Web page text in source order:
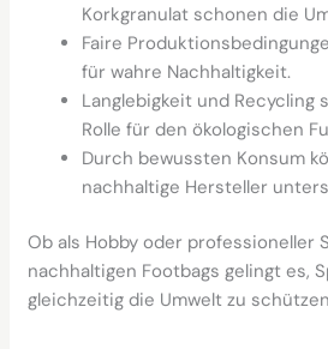
Korkgranulat schonen die
Faire
für wahre Nachhaltigkeit.
Langlebigkeit und Recycling
Rolle für den ökologischen
Durch bewussten Konsum
nachhaltige Hersteller
Ob als Hobby oder professioneller
nachhaltigen Footbags gelingt es,
gleichzeitig die Umwelt zu